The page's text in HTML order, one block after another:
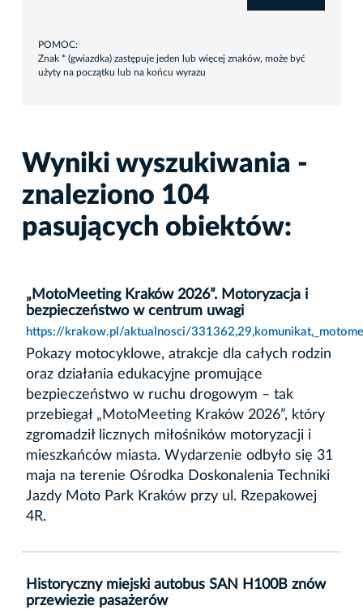
POMOC:
Znak * (gwiazdka) zastępuje jeden lub więcej znaków, może być
użyty na początku lub na końcu wyrazu
Wyniki wyszukiwania -
znaleziono 104
pasujących obiektów:
„MotoMeeting Kraków 2026”. Motoryzacja i
bezpieczeństwo w centrum uwagi
https://krakow.pl/aktualnosci/
Pokazy motocyklowe, atrakcje dla całych rodzin
oraz działania edukacyjne promujące
bezpieczeństwo w ruchu drogowym – tak
przebiegał „MotoMeeting Kraków 2026”, który
zgromadził licznych miłośników motoryzacji i
mieszkańców miasta. Wydarzenie odbyło się 31
maja na terenie Ośrodka Doskonalenia Techniki
Jazdy Moto Park Kraków przy ul. Rzepakowej
4R.
Historyczny miejski autobus SAN H100B znów
przewiezie pasażerów